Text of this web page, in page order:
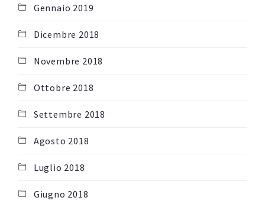
Gennaio 2019
Dicembre 2018
Novembre 2018
Ottobre 2018
Settembre 2018
Agosto 2018
Luglio 2018
Giugno 2018